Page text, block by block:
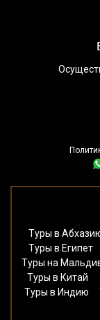
Туры в
Туры в Египет
Туры на
Туры в Китай
Туры в Индию